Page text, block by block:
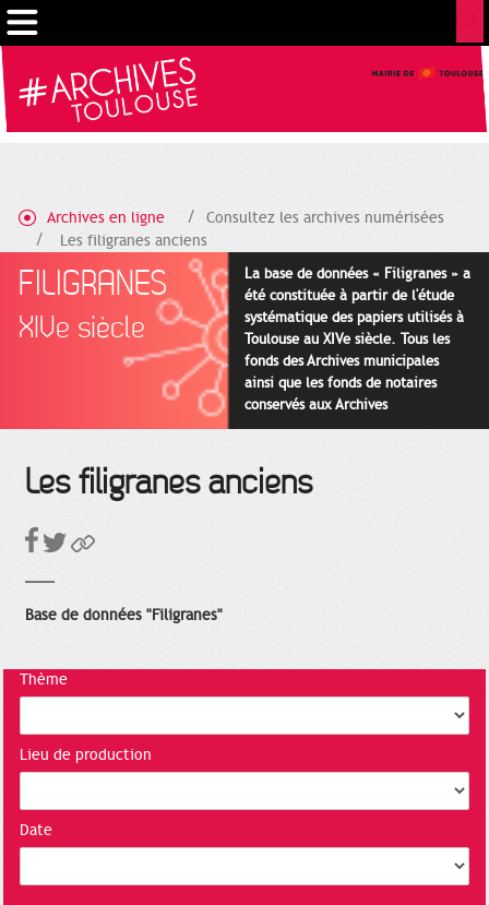
Archives en ligne
Consultez les archives numérisées
Les filigranes anciens
FILIGRANES
XIVe siècle
La base de données « Filigranes » a
été constituée à partir de l'étude
systématique des papiers utilisés à
Toulouse au XIVe siècle. Tous les
fonds des Archives municipales
ainsi que les fonds de notaires
conservés aux Archives
départementales pour cette
Les filigranes anciens
Base de données "Filigranes"
Thème
Lieu de production
Date
Gestion de vos préférences sur les cookies